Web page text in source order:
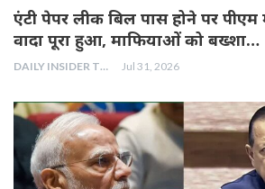
एंटी पेपर लीक बिल पास होने पर पीएम
वादा पूरा हुआ, माफियाओं को बख्शा…
DAILY INSIDER TEAM Jul 31, 2026